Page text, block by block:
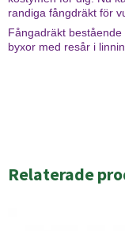
randiga fångdräkt för
Fångadräkt
byxor med resår i
Relaterade